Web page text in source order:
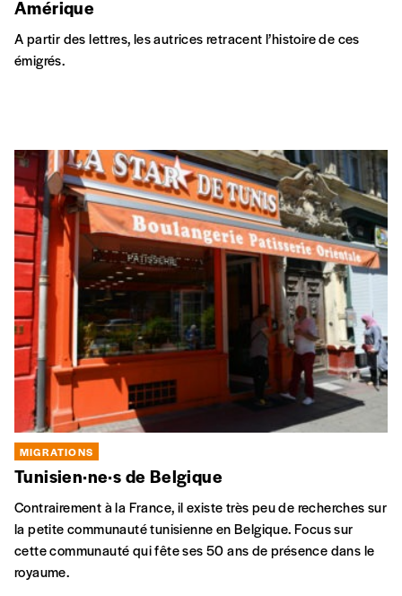
Au soleil de Sadok
Sadok, d’origine tunisienne, fut un militant de l’économie
sociale, très engagé pour créer des solidarités au plan local et
MIGRATIONS
3 minutes, 3 questions à Andrea Rea et Marco
Martiniello
La 3 e édition d’« Une brève histoire de l’immigration en
Belgique » vient de paraître, augmentée d’une actualisation à
partir des années 2020, avec la crise de l’accueil et les
conséquences de la guerre en Ukraine. Interview des deux
co-auteurs Andrea Rea (sociologue à l’ULB) et Marco
Martiniello (directeur du CEDEM-Ulg).
ARTS EN MIGRATION MIGRATIONS
« Ce film est un cadeau »
29 novembre 2024, à l’Espace Magh, le programme de la